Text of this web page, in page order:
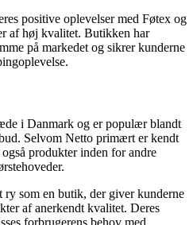
positive oplevelser med Føtex og
af høj kvalitet. Butikken har
på markedet og sikrer kunderne
i Danmark og er populær blandt
Selvom Netto primært er kendt
produkter inden for andre
ry som en butik, der giver kunderne
af anerkendt kvalitet. Deres
forbrugerens behov med